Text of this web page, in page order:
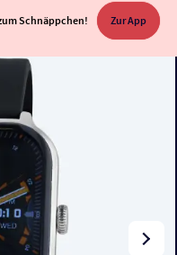
Schnäppchen! Zur App